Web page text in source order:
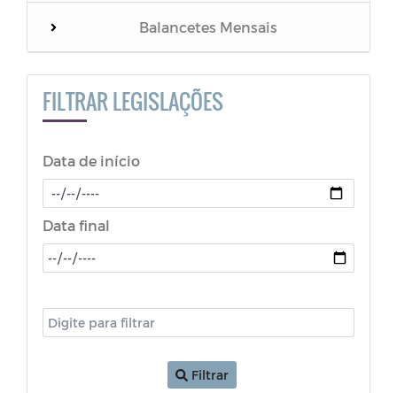
Balancetes Mensais
NOTIFICAÇÃO
ATA - FUNDEB
RESOLUÇÃO
Decretos (COVID-19)
LDO - Lei de Diretrizes Orçamentárias
FILTRAR LEGISLAÇÕES
Data de início
Data final
Filtrar